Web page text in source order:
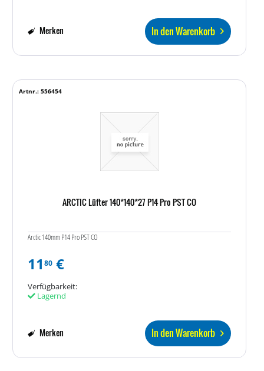
In den Warenkorb
Merken
ARCTIC Lüfter 140*140*27 P14 Pro PST CO
Arctic 140mm P14 Pro PST CO
Artnr.: 556454
1180 €
Verfügbarkeit:
Lagernd
In den Warenkorb
Merken